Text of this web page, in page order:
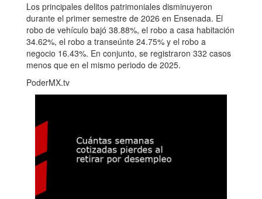
Los principales delitos patrimoniales disminuyeron
durante el primer semestre de 2026 en Ensenada. El
robo de vehículo bajó 38.88%, el robo a casa habitación
34.62%, el robo a transeúnte 24.75% y el robo a
negocio 16.43%. En conjunto, se registraron 332 casos
menos que en el mismo periodo de 2025.
PoderMX.tv